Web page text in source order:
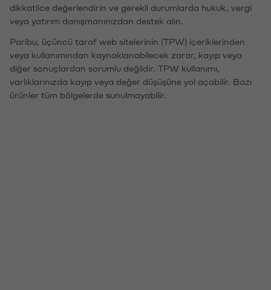
dikkatlice değerlendirin ve gerekli durumlarda hukuk, vergi
veya yatırım danışmanınızdan destek alın.
Paribu, üçüncü taraf web sitelerinin (TPW) içeriklerinden
veya kullanımından kaynaklanabilecek zarar, kayıp veya
diğer sonuçlardan sorumlu değildir. TPW kullanımı,
varlıklarınızda kayıp veya değer düşüşüne yol açabilir. Bazı
ürünler tüm bölgelerde sunulmayabilir.